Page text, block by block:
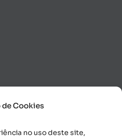
de Cookies
no uso deste site,